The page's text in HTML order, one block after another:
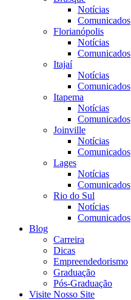
Notícias
Comunicados
Florianópolis
Notícias
Comunicados
Itajaí
Notícias
Comunicados
Itapema
Notícias
Comunicados
Joinville
Notícias
Comunicados
Lages
Notícias
Comunicados
Rio do Sul
Notícias
Comunicados
Blog
Carreira
Dicas
Empreendedorismo
Graduação
Pós-Graduação
Visite Nosso Site